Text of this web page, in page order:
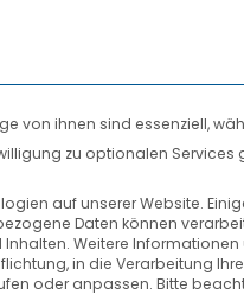
VTL
von ihnen sind essenziell,
zu optionalen
auf unserer Website.
Daten können
Inhalten. Weitere Informationen
in die Verarbeitung
oder anpassen. Bitte